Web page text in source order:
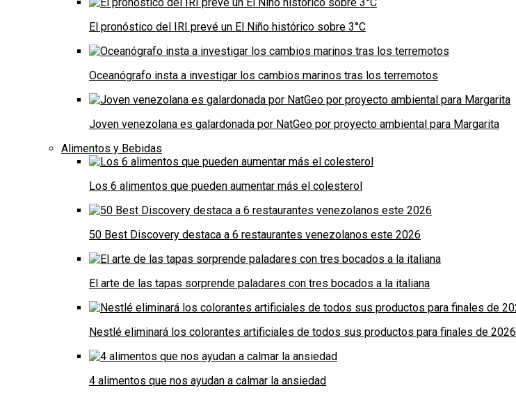
El pronóstico del IRI prevé un El Niño histórico sobre 3°C
Oceanógrafo insta a investigar los cambios marinos tras los terremotos
Joven venezolana es galardonada por NatGeo por proyecto ambiental para Margarita
Alimentos y Bebidas
Los 6 alimentos que pueden aumentar más el colesterol
50 Best Discovery destaca a 6 restaurantes venezolanos este 2026
El arte de las tapas sorprende paladares con tres bocados a la italiana
Nestlé eliminará los colorantes artificiales de todos sus productos para finales de 2026
4 alimentos que nos ayudan a calmar la ansiedad